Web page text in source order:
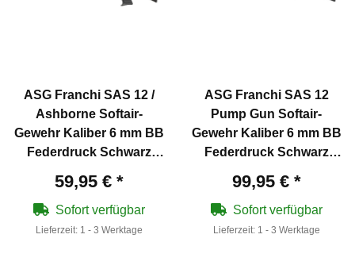
ASG Franchi SAS 12 /
Ashborne Softair-
Gewehr Kaliber 6 mm BB
Federdruck Schwarz
59,95 € *
Sofort verfügbar
Lieferzeit: 1 - 3 Werktage
ASG Franchi SAS 12
Pump Gun Softair-
Gewehr Kaliber 6 mm BB
Federdruck Schwarz
99,95 € *
Sofort verfügbar
Lieferzeit: 1 - 3 Werktage